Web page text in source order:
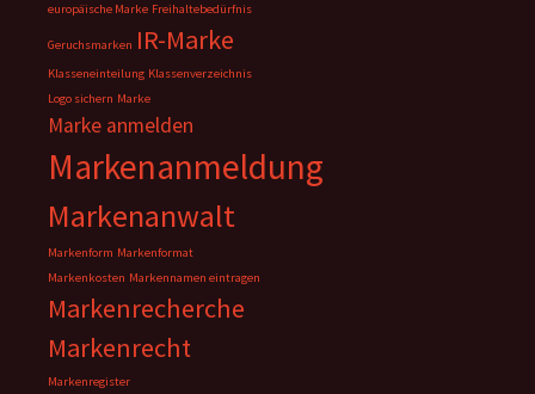
europäische Marke Freihaltebedürfnis
Geruchsmarken IR-Marke
Klasseneinteilung Klassenverzeichnis
Logo sichern Marke
Marke anmelden
Markenanmeldung
Markenanwalt
Markenform Markenformat
Markenkosten Markennamen eintragen
Markenrecherche
Markenrecht
Markenregister